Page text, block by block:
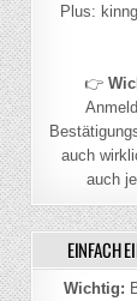
Plus:
👉
auch
auch
EINFACH
Wichtig: